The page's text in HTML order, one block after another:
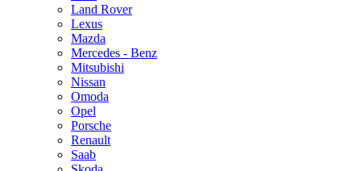
Land Rover
Lexus
Mazda
Mercedes - Benz
Mitsubishi
Nissan
Omoda
Opel
Porsche
Renault
Saab